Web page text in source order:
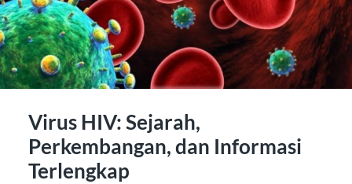
Virus HIV: Sejarah,
Perkembangan, dan Informasi
Terlengkap